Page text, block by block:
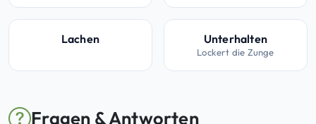
Lachen Unterhalten
Lockert die Zunge
Fragen & Antworten